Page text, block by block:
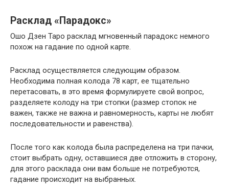
Расклад «Парадокс»
Ошо Дзен Таро расклад мгновенный парадокс немного
похож на гадание по одной карте.
Расклад осуществляется следующим образом.
Необходима полная колода 78 карт, ее тщательно
перетасовать, в это время формулируете свой вопрос,
разделяете колоду на три стопки (размер стопок не
важен, также не важна и равномерность, карты не любят
последовательности и равенства).
После того как колода была распределена на три пачки,
стоит выбрать одну, оставшиеся две отложить в сторону,
для этого расклада они вам больше не потребуются,
гадание происходит на выбранных.